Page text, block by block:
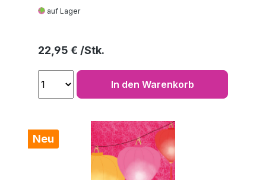
auf Lager
Regulärer Preis:
22,95 €
In den Warenkorb
Neu